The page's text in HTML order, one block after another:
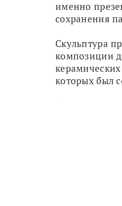
именно
сохранения
Скульптура
композиции
которых был